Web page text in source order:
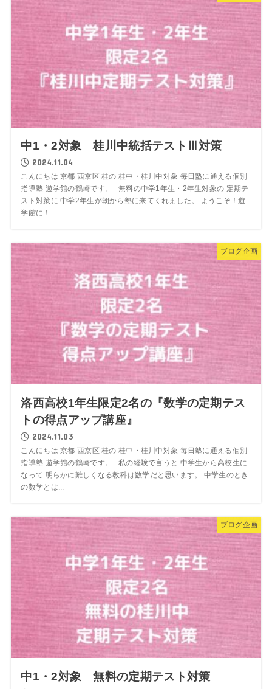
中1・2対象 桂川中統括テストⅢ対策
2024.11.04
こんにちは 京都 西京区 桂の 桂中・桂川中対象 毎日塾に通える個別
指導塾 遊学館の鶴崎です。 無料の中学1年生・2年生対象の 定期テ
スト対策に 中学2年生が朝から塾に来てくれました。 ようこそ！遊
学館に！...
ブログ企画
洛西高校1年生限定2名の『数学の定期テス
トの得点アップ講座』
2024.11.03
こんにちは 京都 西京区 桂の 桂中・桂川中対象 毎日塾に通える個別
指導塾 遊学館の鶴崎です。 私の経験で言うと 中学生から高校生に
なって 明らかに難しくなる教科は数学だと思います。 中学生のとき
の数学とは...
ブログ企画
中1・2対象 無料の定期テスト対策